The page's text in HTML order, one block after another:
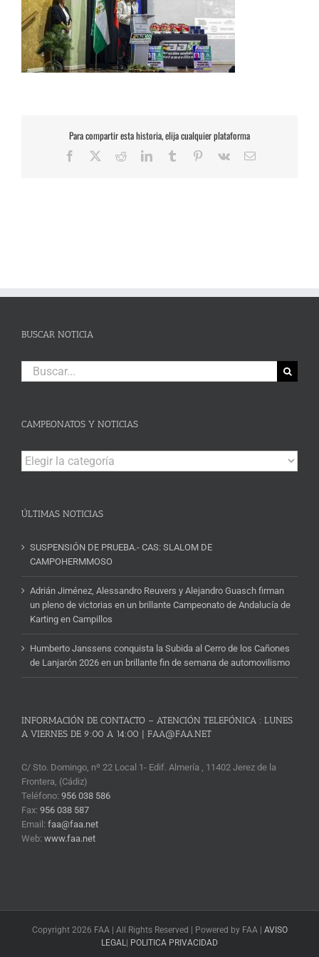
Para compartir esta historia, elija cualquier plataforma
Facebook RedditLinkedInTumblr Pinterest
Vk
Correo
BUSCAR NOTICIA
Buscar:
CAMPEONATOS Y NOTICIAS
Campeonatos
y
ÚLTIMAS NOTICIAS
SUSPENSIÓN DE PRUEBA.- CAS: SLALOM DE
CAMPOHERMMOSO
Adrián Jiménez, Alessandro Reuvers y Alejandro Guasch firman
un pleno de victorias en un brillante Campeonato de Andalucía de
Karting en Campillos
Humberto Janssens conquista la Subida al Cerro de los Cañones
de Lanjarón 2026 en un brillante fin de semana de automovilismo
INFORMACIÓN DE CONTACTO – ATENCIÓN TELEFÓNICA : LUNES
A VIERNES DE 9:00 A 14:00 | FAA@FAA.NET
C/ Sto. Domingo, nº 22 Local 1- Edif. Almería , 11402 Jerez de la
Frontera, (Cádiz)
Teléfono: 956 038 586
Fax: 956 038 587
Email: faa@faa.net
Web: www.faa.net
Copyright 2026 FAA | All Rights Reserved | Powered by FAA | AVISO
LEGAL | POLITICA PRIVACIDAD